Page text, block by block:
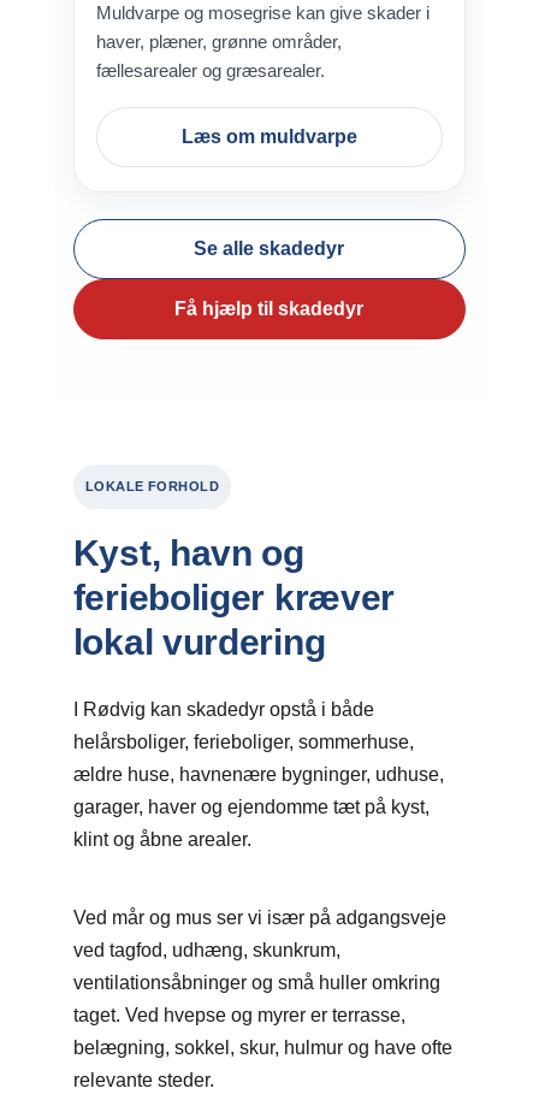
Muldvarpe og mosegrise kan give skader i
haver, plæner, grønne områder,
fællesarealer og græsarealer.
Læs om muldvarpe
Se alle skadedyr
Få hjælp til skadedyr
LOKALE FORHOLD
Kyst, havn og
ferieboliger kræver
lokal vurdering
I Rødvig kan skadedyr opstå i både
helårsboliger, ferieboliger, sommerhuse,
ældre huse, havnenære bygninger, udhuse,
garager, haver og ejendomme tæt på kyst,
klint og åbne arealer.
Ved mår og mus ser vi især på adgangsveje
ved tagfod, udhæng, skunkrum,
ventilationsåbninger og små huller omkring
taget. Ved hvepse og myrer er terrasse,
belægning, sokkel, skur, hulmur og have ofte
relevante steder.